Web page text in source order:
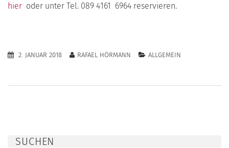
hier oder unter Tel. 089 4161 6964 reservieren.
2. JANUAR 2018 RAFAEL HÖRMANN ALLGEMEIN
SUCHEN